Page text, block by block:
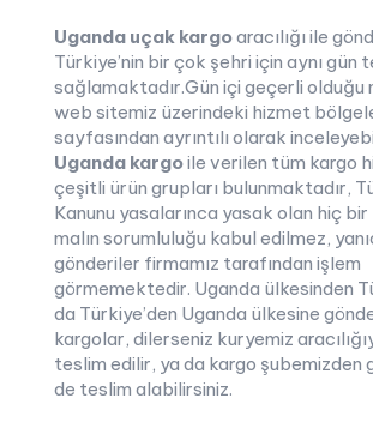
Uganda uçak kargoaracılığı ile
Türkiye’nin bir çok şehri için aynı gün
sağlamaktadır.Gün içi geçerli olduğu
web sitemiz üzerindeki hizmet
sayfasından ayrıntılı olarak
Uganda kargoile verilen tüm kargo
çeşitli ürün grupları bulunmaktadır,
Kanunu yasalarınca yasak olan hiç
malın sorumluluğu kabul edilmez,
gönderiler firmamız tarafından işlem
görmemektedir. Uganda ülkesinden
da Türkiye’den Uganda ülkesine
kargolar, dilerseniz kuryemiz
teslim edilir, ya da kargo şubemizden
de teslim alabilirsiniz.